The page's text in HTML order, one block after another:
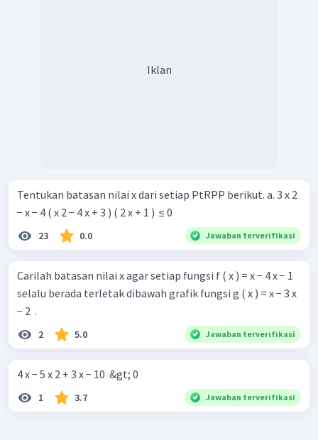
Iklan
Tentukan batasan nilai x dari setiap PtRPP berikut. a. 3 x 2
− x − 4 ( x 2 − 4 x + 3 ) ( 2 x + 1 ) ​ ≤ 0
23 0.0 Jawaban terverifikasi
Carilah batasan nilai x agar setiap fungsi f ( x ) = x − 4 x − 1 ​
selalu berada terletak dibawah grafik fungsi g ( x ) = x − 3 x
− 2 ​ .
2 5.0 Jawaban terverifikasi
4 x − 5 x 2 + 3 x − 10 ​ &gt; 0
1 3.7 Jawaban terverifikasi